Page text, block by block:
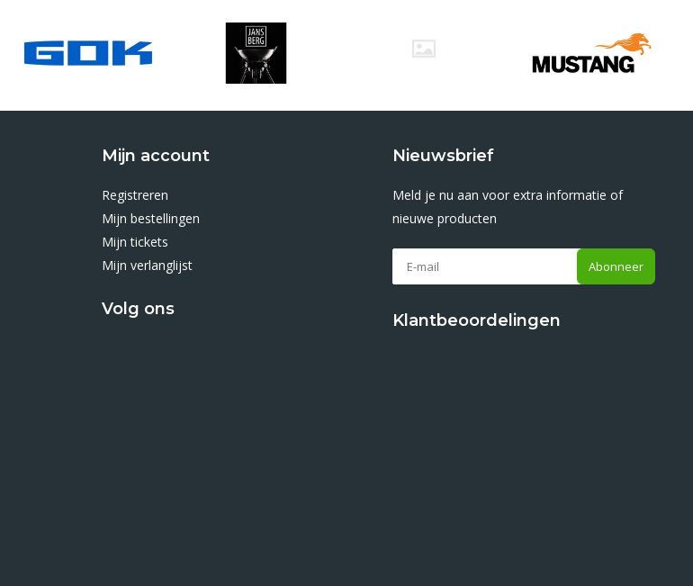
Mijn account
Registreren
Mijn bestellingen
Mijn tickets
Mijn verlanglijst
Volg ons
Nieuwsbrief
Meld je nu aan voor extra informatie of
nieuwe producten
Abonneer
Klantbeoordelingen